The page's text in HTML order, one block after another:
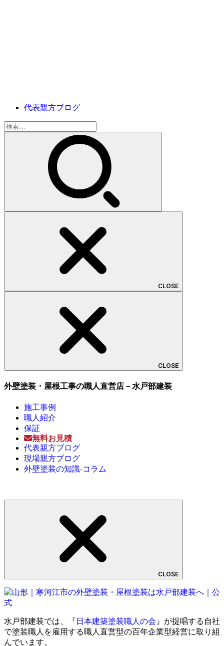
代表親方ブログ
検
索:
CLOSE
CLOSE
外壁塗装・屋根工事の職人直営店－水戸部建装
施工事例
職人紹介
保証
無料お見積
代表親方ブログ
現場親方ブログ
外壁塗装の知識-コラム
CLOSE
水戸部建装では、『 日本建築塗装職人の会 』が提唱する自社
で塗装職人を雇用する職人直営型の百年企業型経営に取り組
んでいます。